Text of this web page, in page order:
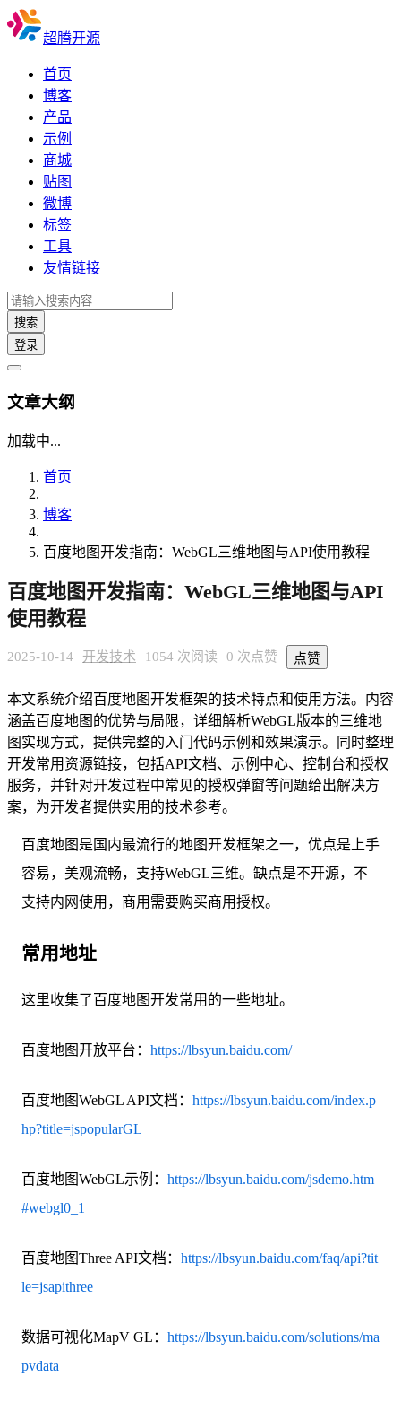
超腾开源
首页
博客
产品
示例
商城
贴图
微博
标签
工具
友情链接
搜索
登录
文章大纲
加载中...
首页
博客
百度地图开发指南：WebGL三维地图与API使用教程
百度地图开发指南：WebGL三维地图与API
使用教程
2025-10-14 开发技术 1054 次阅读 0 次点赞 点赞
本文系统介绍百度地图开发框架的技术特点和使用方法。内容
涵盖百度地图的优势与局限，详细解析WebGL版本的三维地
图实现方式，提供完整的入门代码示例和效果演示。同时整理
开发常用资源链接，包括API文档、示例中心、控制台和授权
服务，并针对开发过程中常见的授权弹窗等问题给出解决方
案，为开发者提供实用的技术参考。
百度地图是国内最流行的地图开发框架之一，优点是上手
容易，美观流畅，支持WebGL三维。缺点是不开源，不
支持内网使用，商用需要购买商用授权。
常用地址
这里收集了百度地图开发常用的一些地址。
百度地图开放平台： https://lbsyun.baidu.com/
百度地图WebGL API文档： https://lbsyun.baidu.com/index.p
hp?title=jspopularGL
百度地图WebGL示例： https://lbsyun.baidu.com/jsdemo.htm
#webgl0_1
百度地图Three API文档： https://lbsyun.baidu.com/faq/api?tit
le=jsapithree
数据可视化MapV GL： https://lbsyun.baidu.com/solutions/ma
pvdata